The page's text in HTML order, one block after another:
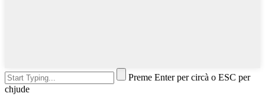
Preme Enter per circà o ESC per
chjude